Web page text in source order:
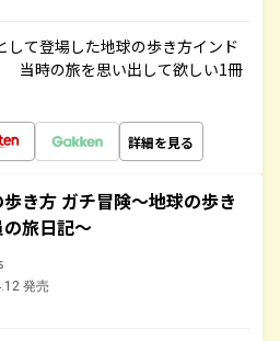
して登場した地球の歩き方インド
当時の旅を思い出して欲しい1冊
詳細を見る
き方 ガチ冒険～地球の歩き
旅日記～
発売